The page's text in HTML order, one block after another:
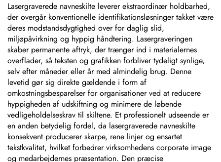
Lasergraverede navneskilte leverer ekstraordinær holdbarhed,
der overgår konventionelle identifikationsløsninger takket være
deres modstandsdygtighed over for daglig slid,
miljøpåvirkning og hyppig håndtering. Lasergraveringen
skaber permanente aftryk, der trænger ind i materialernes
overflader, så teksten og grafikken forbliver tydeligt synlige,
selv efter måneder eller år med almindelig brug. Denne
levetid gør sig direkte gældende i form af
omkostningsbesparelser for organisationer ved at reducere
hyppigheden af udskiftning og minimere de løbende
vedligeholdelseskrav til skiltene. Et professionelt udseende er
en anden betydelig fordel, da lasergraverede navneskilte
konsekvent producerer skarpe, rene linjer og ensartet
tekstkvalitet, hvilket forbedrer virksomhedens corporate image
og medarbejdernes præsentation. Den præcise